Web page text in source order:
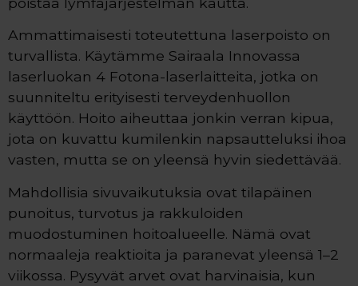
Ammattimaisesti toteutettuna laserpoisto on
turvallista. Käytämme Sairaala Innovassa
laserluokan 4 Fotona-laserlaitteita, jotka on
suunniteltu erityisesti terveydenhuollon
käyttöön. Hoito aiheuttaa jonkin verran kipua,
jota on kuvattu kumilenkin napsautteluksi ihoa
vasten, mutta se on yleensä hyvin siedettävää.
Mahdollisia sivuvaikutuksia ovat tilapäinen
punoitus, turvotus ja rakkuloiden
muodostuminen hoitoalueelle. Nämä ovat
normaaleja reaktioita ja paranevat yleensä 1–2
viikossa. Pysyvät arvet ovat harvinaisia, kun